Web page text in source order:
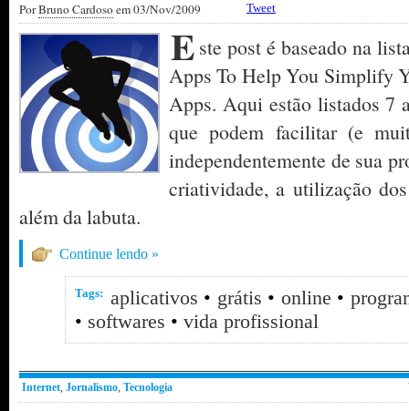
PorBruno Cardosoem 03/Nov/2009 Tweet
E ste post é baseado na
Apps To Help You Simplify
Apps. Aqui estão listados 7
que podem facilitar (e
independentemente de sua
criatividade, a utilização
além da labuta.
Continue lendo »
Tags: aplicativos • grátis • online •
• softwares • vida profissional
Internet, Jornalismo, Tecnologia